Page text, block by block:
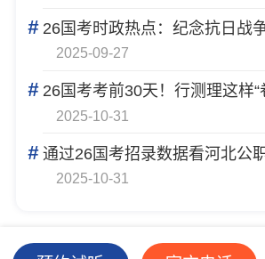
#26国考时政热点：纪念抗日战
2025-09-27
#26国考考前30天！行测理这样“
2025-10-31
#通过26国考招录数据看河北公
2025-10-31